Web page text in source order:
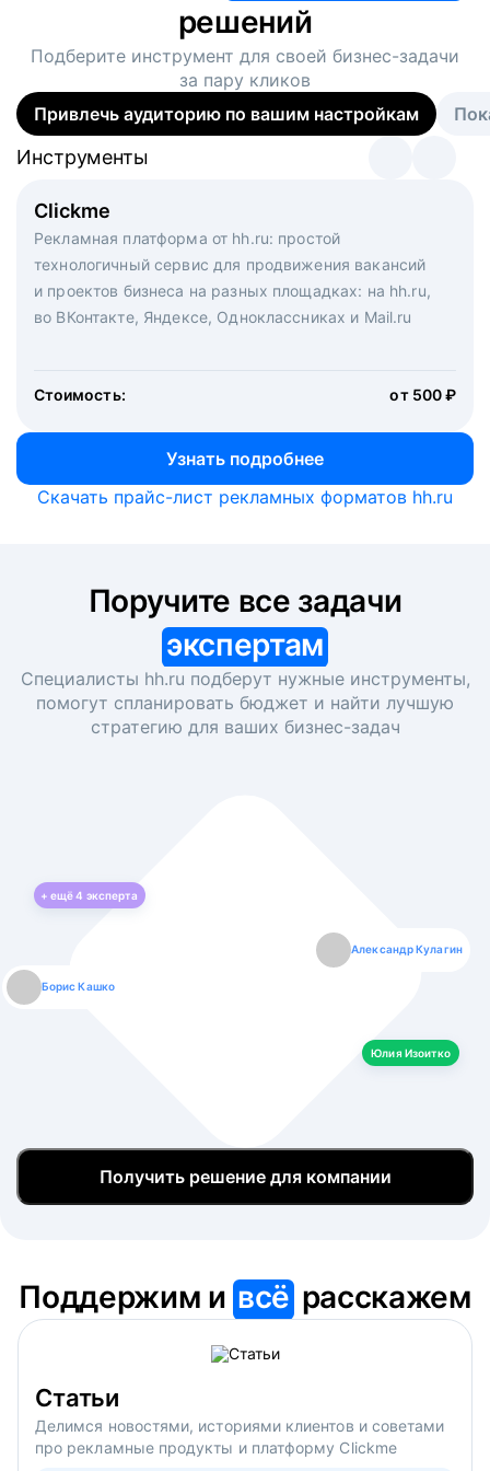
решений
Подберите инструмент для своей бизнес-задачи
за пару кликов
Привлечь аудиторию по вашим настройкам
Clickme
Рекламная платформа от hh.ru: простой
технологичный сервис для продвижения вакансий
и проектов бизнеса на разных площадках: на hh.ru,
во ВКонтакте, Яндексе, Одноклассниках и Mail.ru
Стоимость: от 500 ₽
Узнать подробнее
Инструменты
Вакансия дня
Рекламный формат для вакансий на главной странице
hh.ru. Увеличивает количество откликов
Инструменты
Массовый подбор под ключ. Решите, сколько
кандидатов и когда вам нужно, и за дело возьмутся
маркетологи, рекрутеры и проектные менеджеры
hh.ru с целым набором digital-инструментов
Инструменты
Скачать прайс-лист рекламных форматов hh.ru
экспертам
Специалисты hh.ru подберут нужные инструменты,
помогут спланировать бюджет и найти лучшую
стратегию для ваших бизнес-задач
+ ещё4 эксперта
Борис Кашко
Александр Кулагин
Юлия Изоитко
Юлия Изоитко
Даниил Макаров
Александр Кулагин
Екатерина Лазаренко
Даниил Макаров
Борис Кашко
Екатерина Лазаренко
Юлия Изоитко
Получить решение для компании
Поддержим ивсё расскажем
Статьи
Делимся новостями, историями клиентов и советами
про рекламные продукты и платформу Clickme